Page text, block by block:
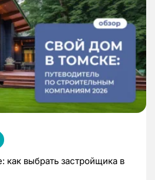
выбрать застройщика в